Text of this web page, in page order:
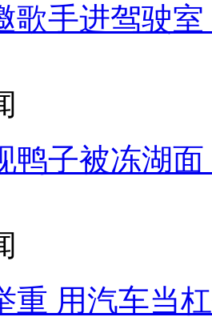
歌手进驾驶
鸭子被冻湖
重 用汽车当